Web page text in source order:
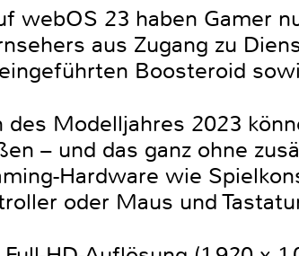
webOS 23 haben Gamer
aus Zugang zu
Boosteroid
Modelljahres 2023
– und das ganz ohne
Hardware wie
oder Maus und